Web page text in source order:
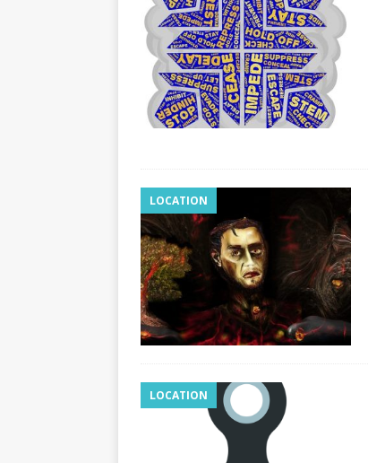
LOCATION
LOCATION